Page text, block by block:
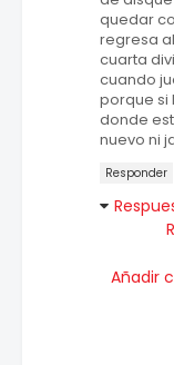
quedar
regresa
cuarta
cuando
porque si
donde
nuevo ni
Responder
Añadir